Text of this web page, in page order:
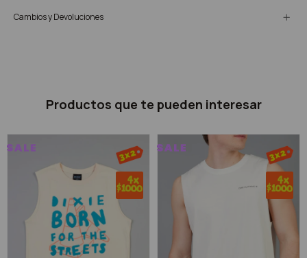
Cambios y Devoluciones
Productos que te pueden interesar